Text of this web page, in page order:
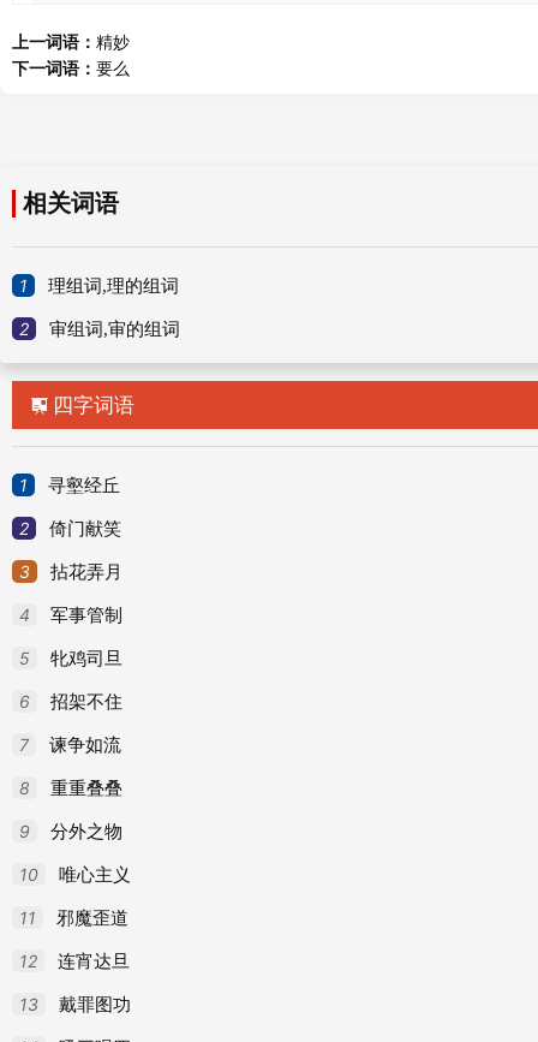
搁置,
词语解释：
(1) 审查和处理案件
.例审理案件英try;bring to trial
⒈ 审讯处理。
引《金史·章宗纪三》：“五月壬辰朔，以旱，下詔
《元典章·圣政一·肃台纲》：“所在官司不务存心
郭沫若《初出夔门》三：“还是他在地方审判厅任
⒉ 明亲王府的理刑官。
引清王士禛《池北偶谈·谈献一·葛端肃公家训》
国语词典：
审查处理。
上一词语： 精妙
下一词语： 要么
相关词语
1 理组词,理的组词
2 审组词,审的组词
 四字词语
1 寻壑经丘
2 倚门献笑
3 拈花弄月
4 军事管制
5 牝鸡司旦
6 招架不住
7 谏争如流
8 重重叠叠
9 分外之物
10 唯心主义
11 邪魔歪道
12 连宵达旦
13 戴罪图功